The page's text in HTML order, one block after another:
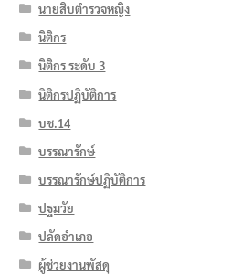
นายสิบตำรวจหญิง
นิติกร
นิติกร ระดับ 3
นิติกรปฏิบัติการ
บช.14
บรรณารักษ์
บรรณารักษ์ปฏิบัติการ
ปฐมวัย
ปลัดอำเภอ
ผู้ช่วยงานพัสดุ